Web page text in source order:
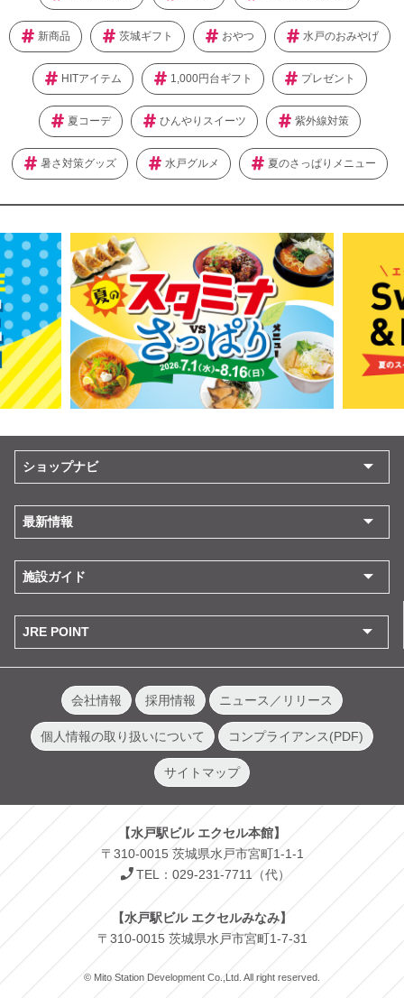
新商品 茨城ギフト おやつ 水戸のおみやげ
HITアイテム 1,000円台ギフト プレゼント
夏コーデ ひんやりスイーツ 紫外線対策
暑さ対策グッズ 水戸グルメ 夏のさっぱりメニュー
ショップナビ
最新情報
施設ガイド
JRE POINT
会社情報 採用情報 ニュース／リリース
個人情報の取り扱いについて コンプライアンス(PDF)
サイトマップ
【水戸駅ビル エクセル本館】
〒310-0015 茨城県水戸市宮町1-1-1
TEL：029-231-7711（代）
【水戸駅ビル エクセルみなみ】
〒310-0015 茨城県水戸市宮町1-7-31
© Mito Station Development Co.,Ltd. All right reserved.